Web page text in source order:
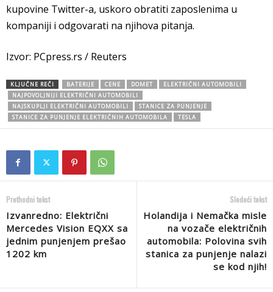
kupovine Twitter-a, uskoro obratiti zaposlenima u
kompaniji i odgovarati na njihova pitanja.
Izvor: PCpress.rs / Reuters
KLJUČNE REČI BATERIJE CENE DOMET
ELEKTRIČNI AUTOMOBILI
NAJPOVOLJNIJI ELEKTRIČNI AUTOMOBILI
NAJSKUPLJI ELEKTRIČNI AUTOMOBILI
STANICE ZA PUNJENJE
STANICE ZA PUNJENJE ELEKTRIČNIH AUTOMOBILA
TESLA
Prethodni tekst
Izvanredno: Električni
Mercedes Vision EQXX sa
jednim punjenjem prešao
1202 km
Sledeći tekst
Holandija i Nemačka misle
na vozače električnih
automobila: Polovina svih
stanica za punjenje nalazi
se kod njih!